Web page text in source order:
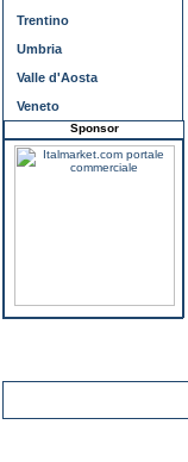
Trentino
Umbria
Valle d'Aosta
Veneto
Sponsor